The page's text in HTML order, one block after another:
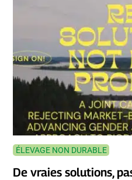
ÉLEVAGE NON DURABLE
De vraies solutions,